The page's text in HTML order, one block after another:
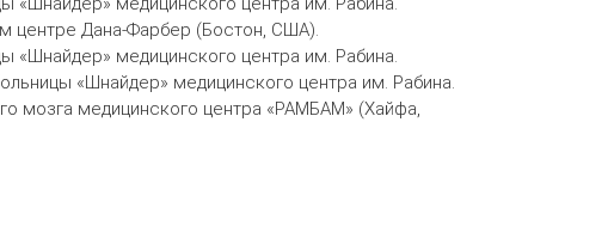
центре Дана-Фарбер (Бостон, США).
«Шнайдер» медицинского центра им. Рабина.
«Шнайдер» медицинского центра им. Рабина.
мозга медицинского центра «РАМБАМ» (Хайфа,